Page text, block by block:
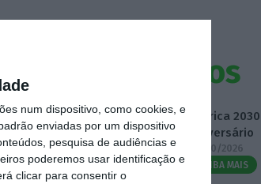
num dispositivo, como cookies, e
enviadas por um dispositivo
pesquisa de audiências e
poderemos usar identificação e
clicar para consentir o
Eventos
Fábrica
Aniversário
14/10/2026
SAIBA MAIS